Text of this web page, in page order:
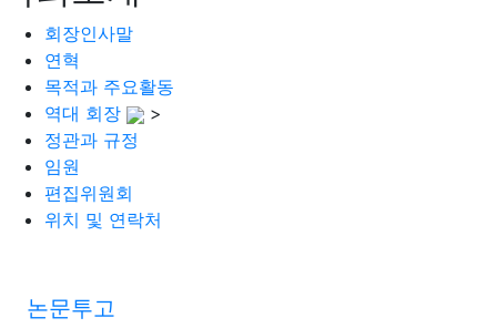
회장인사말
연혁
목적과 주요활동
역대 회장
>
정관과 규정
임원
편집위원회
위치 및 연락처
논문투고